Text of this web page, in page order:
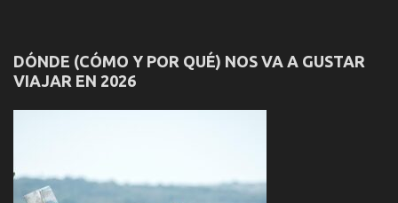
DÓNDE (CÓMO Y POR QUÉ) NOS VA A GUSTAR
VIAJAR EN 2026